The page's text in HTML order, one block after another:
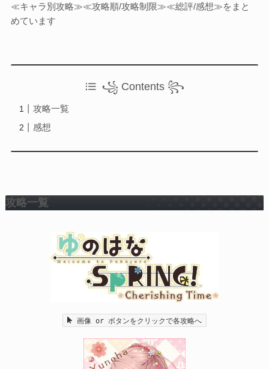
≪キャラ別攻略≫≪攻略順/攻略制限≫≪総評/感想≫をまと
めています
꧁ Contents ꧂
攻略一覧
感想
攻略一覧
画像 or ボタンをクリックで各攻略へ